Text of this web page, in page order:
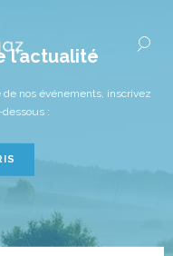
l’actualité
nos événements, inscrivez
: